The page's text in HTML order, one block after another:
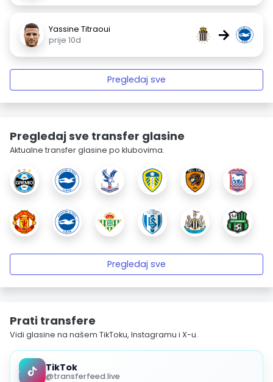
Yassine Titraoui
prije 10d
→
Pregledaj sve
Pregledaj sve transfer glasine
Aktualne transfer glasine po klubovima.
Pregledaj sve
Prati transfere
Vidi glasine na našem TikToku, Instagramu i X-u.
TikTok
@transferfeed.live